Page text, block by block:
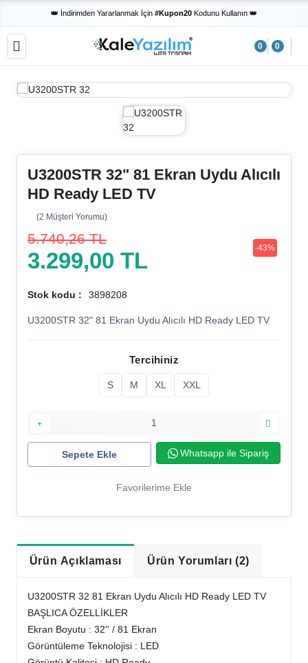
👑 İndirimden Yararlanmak İçin#Kupon20 Kodunu Kullanın 👑
✨ Yeni SezonunTüm Trend ÜrünleriniSitemizde Bulabilirsiniz ✨
💝 Sosyal Medya Hesaplarımızı
Takip Etmeyi
💎 Sepet Tutarı200 TL ve ÜzeriSiparişlerinizde Kargo Ücretsiz 💎
💝 Sosyal Medya Hesaplarımızı
0 0
U3200STR 32" 81 Ekran Uydu Alıcılı
HD Ready LED TV
(2 Müşteri Yorumu)
5.740,26 TL
3.299,00 TL -43%
Stok kodu : 3898208
U3200STR 32" 81 Ekran Uydu Alıcılı HD Ready LED TV
Tercihiniz
S M XL XXL
Sepete Ekle Whatsapp ile Sipariş
Favorilerime Ekle
Ürün Açıklaması Ürün Yorumları (2)
U3200STR 32 81 Ekran Uydu Alıcılı HD Ready LED TV
BAŞLICA ÖZELLİKLER
Ekran Boyutu : 32'' / 81 Ekran
Görüntüleme Teknolojisi : LED